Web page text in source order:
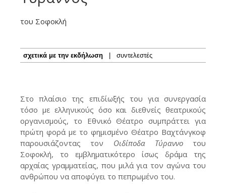
του Σοφοκλή
σχετικά με την εκδήλωση συντελεστές
Στο πλαίσιο της επιδίωξής του για συνεργασία
τόσο με ελληνικούς όσο και διεθνείς θεατρικούς
οργανισμούς, το Εθνικό Θέατρο συμπράττει για
πρώτη φορά με το φημισμένο Θέατρο Βαχτάνγκοφ
παρουσιάζοντας τον Οιδίποδα Τύραννοτου
Σοφοκλή, το εμβληματικότερο ίσως δράμα της
αρχαίας γραμματείας, που μιλά για τον αγώνα του
ανθρώπου να αποφύγει το πεπρωμένο του.